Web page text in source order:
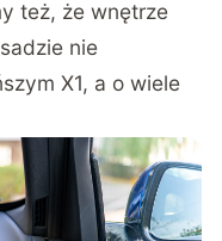
też, że wnętrze
nie
X1, a o wiele